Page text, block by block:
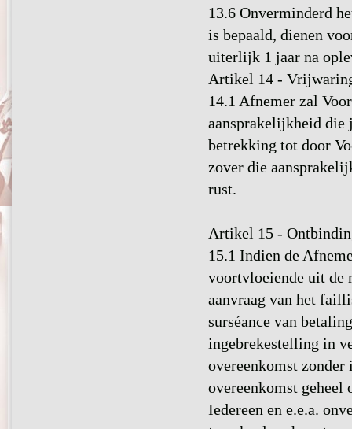
13.6 Onverminderd
is bepaald, dienen
uiterlijk 1 jaar na
Artikel 14 -
14.1 Afnemer zal
aansprakelijkheid die
betrekking tot door
zover die
rust.
Artikel 15 -
15.1 Indien de
voortvloeiende uit de
aanvraag van het
surséance van
ingebrekestelling in
overeenkomst
overeenkomst geheel
Iedereen en e.e.a.